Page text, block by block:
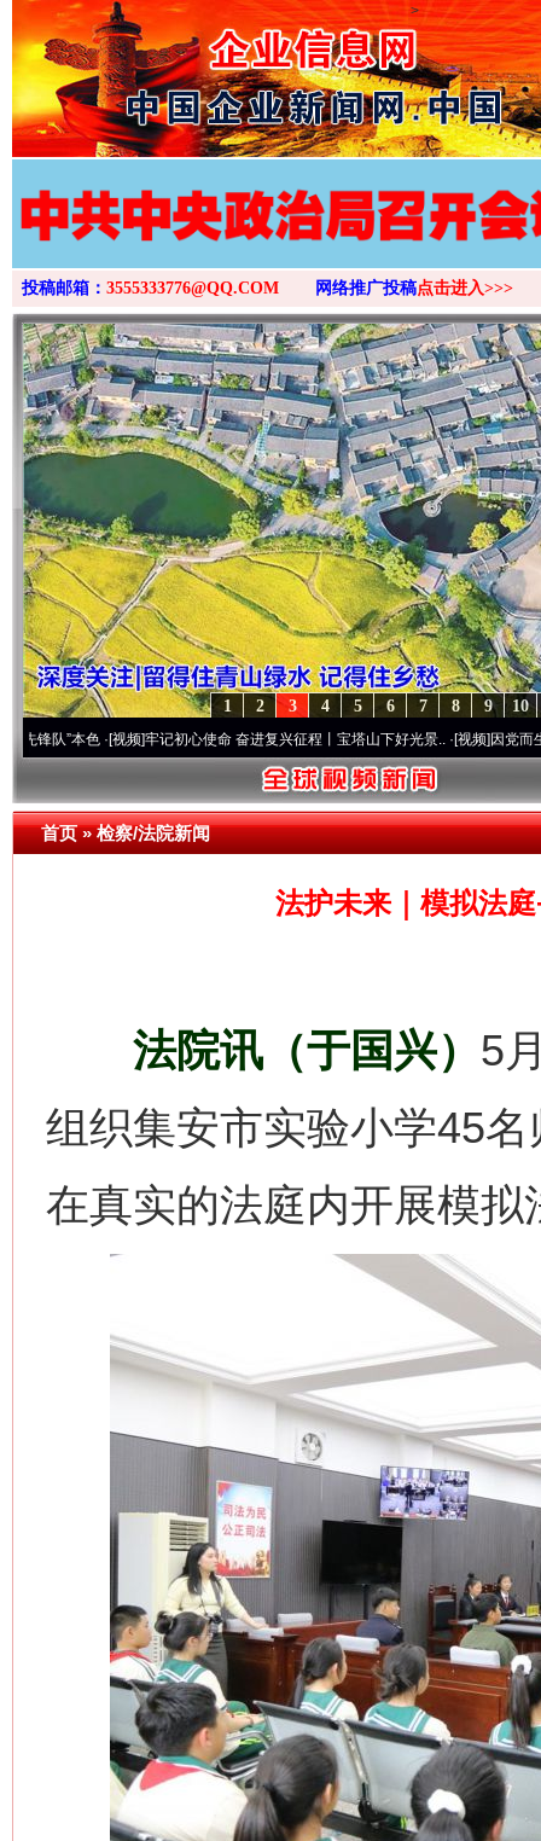
>
投稿邮箱： 3555333776@QQ.COM 网络推广投稿点击进入>>>
10
9
8
7
6
5
4
3
2
1
·[视频]牢记初心使命 奋进复兴征程丨宝塔山下好光景..·[视频]因党而生 为党而
首页»检察/法院新闻
法护未来｜模拟法
法院讯（于国兴） 5
组织集安市实验小学45
在真实的法庭内开展模拟